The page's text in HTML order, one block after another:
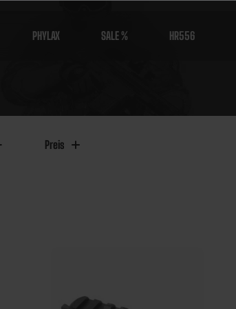
PHYLAX SALE % HR556
Preis